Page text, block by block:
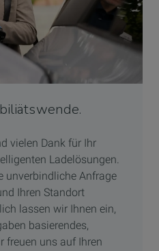
vielen Dank für Ihr
Ladelösungen.
unverbindliche Anfrage
Ihren Standort
lassen wir Ihnen ein,
basierendes,
freuen uns auf Ihren